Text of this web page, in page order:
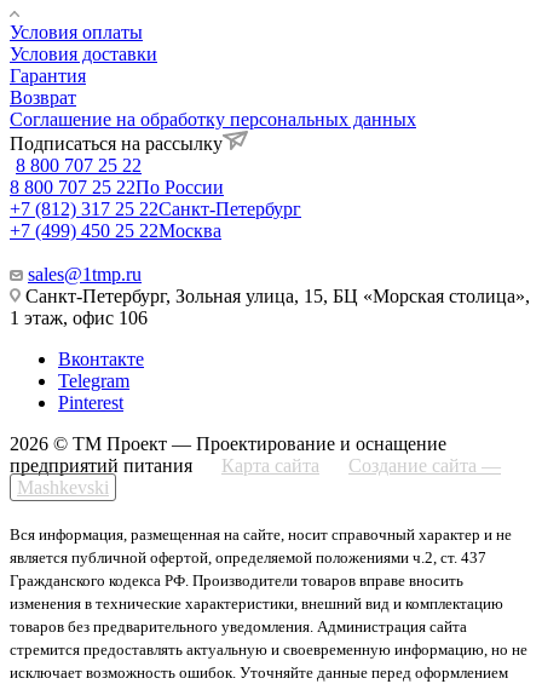
Условия оплаты
Условия доставки
Гарантия
Возврат
Соглашение на обработку персональных данных
Подписаться на рассылку
8 800 707 25 22
8 800 707 25 22По России
+7 (812) 317 25 22Санкт-Петербург
+7 (499) 450 25 22Москва
sales@1tmp.ru
Санкт-Петербург, Зольная улица, 15, БЦ «Морская столица»,
1 этаж, офис 106
Вконтакте
Telegram
Pinterest
2026 © ТМ Проект — Проектирование и оснащение
предприятий питания
Карта сайта
Создание сайта —
Mashkevski
Вся информация, размещенная на сайте, носит справочный характер и не
является публичной офертой, определяемой положениями ч.2, ст. 437
Гражданского кодекса РФ. Производители товаров вправе вносить
изменения в технические характеристики, внешний вид и комплектацию
товаров без предварительного уведомления. Администрация сайта
стремится предоставлять актуальную и своевременную информацию, но не
исключает возможность ошибок. Уточняйте данные перед оформлением